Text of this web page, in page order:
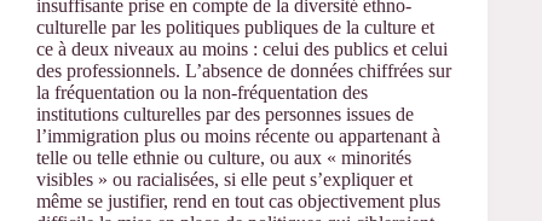
insuffisante prise en compte de la diversité ethno-
culturelle par les politiques publiques de la culture et
ce à deux niveaux au moins : celui des publics et celui
des professionnels. L’absence de données chiffrées sur
la fréquentation ou la non-fréquentation des
institutions culturelles par des personnes issues de
l’immigration plus ou moins récente ou appartenant à
telle ou telle ethnie ou culture, ou aux « minorités
visibles » ou racialisées, si elle peut s’expliquer et
même se justifier, rend en tout cas objectivement plus